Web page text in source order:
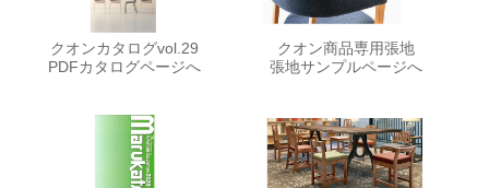
クオンカタログvol.29
PDFカタログページへ
クオン商品専用張地
張地サンプルページへ